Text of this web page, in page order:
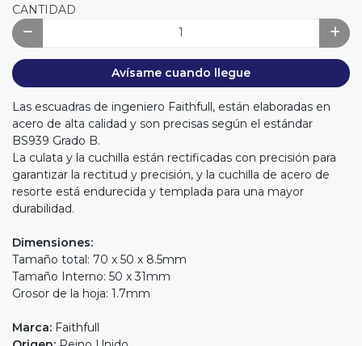
CANTIDAD
Avísame cuando llegue
Las escuadras de ingeniero Faithfull, están elaboradas en
acero de alta calidad y son precisas según el estándar
BS939 Grado B.
La culata y la cuchilla están rectificadas con precisión para
garantizar la rectitud y precisión, y la cuchilla de acero de
resorte está endurecida y templada para una mayor
durabilidad.
Dimensiones:
Tamaño total: 70 x 50 x 8.5mm
Tamaño Interno: 50 x 31mm
Grosor de la hoja: 1.7mm
Marca: Faithfull